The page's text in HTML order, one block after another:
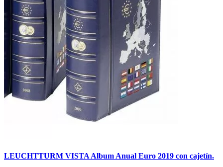
LEUCHTTURM VISTA Album Anual Euro 2019 con cajetín.